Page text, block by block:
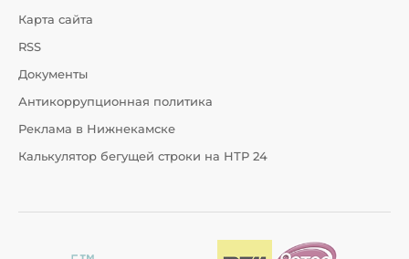
Карта сайта
RSS
Документы
Антикоррупционная политика
Реклама в Нижнекамске
Калькулятор бегущей строки на НТР 24